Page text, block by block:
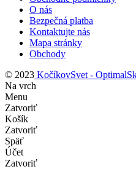
O nás
Bezpečná platba
Kontaktujte nás
Mapa stránky
Obchody
© 2023 KočíkovSvet -
Na vrch
Menu
Zatvoriť
Košík
Zatvoriť
Späť
Účet
Zatvoriť